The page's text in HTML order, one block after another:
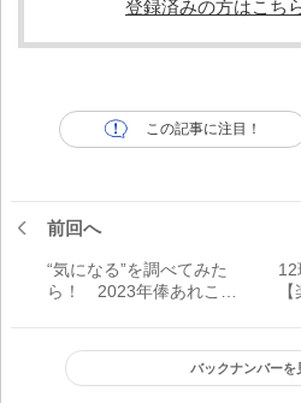
登録済みの方はこち
この記事に注目！
前回へ
“気になる”を調べてみた
ら！ 2023年俸あれこれ
バックナンバーを